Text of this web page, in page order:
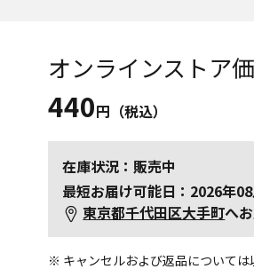
オンラインストア
440円（税込）
在庫状況：販売中
最短お届け可能日：2026年
東京都千代田区大手町へ
※ キャンセルおよび返品については